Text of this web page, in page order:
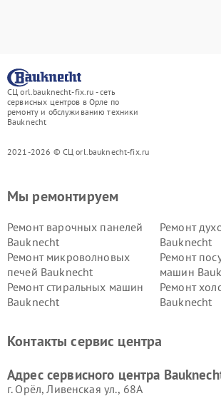
СЦ orl.bauknecht-fix.ru - сеть
сервисных центров в Орле по
ремонту и обслуживанию техники
Bauknecht
2021-2026 © СЦ orl.bauknecht-fix.ru
Мы ремонтируем
Ремонт варочных панелей
Bauknecht
Ремонт
Bauknecht
Ремонт микроволновых
печей Bauknecht
Ремонт
машин
Ремонт стиральных машин
Bauknecht
Ремонт
Bauknecht
Контакты сервис центра
Адрес сервисного центра
г. Орёл, Ливенская ул., 68А